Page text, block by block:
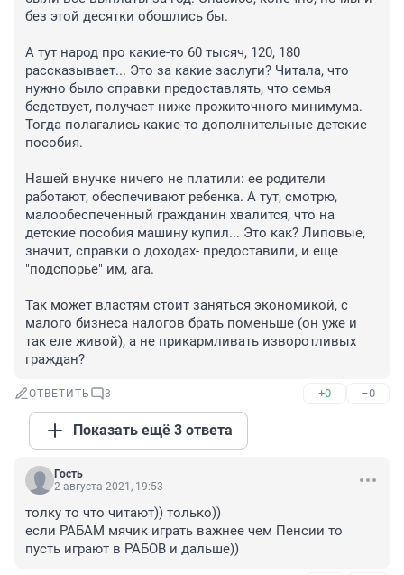
без этой десятки обошлись бы.
А тут народ про какие-то 60 тысяч, 120, 180
рассказывает... Это за какие заслуги? Читала, что
нужно было справки предоставлять, что семья
бедствует, получает ниже прожиточного минимума.
Тогда полагались какие-то дополнительные детские
пособия.
Нашей внучке ничего не платили: ее родители
работают, обеспечивают ребенка. А тут, смотрю,
малообеспеченный гражданин хвалится, что на
детские пособия машину купил... Это как? Липовые,
значит, справки о доходах- предоставили, и еще
"подспорье" им, ага.
Так может властям стоит заняться экономикой, с
малого бизнеса налогов брать поменьше (он уже и
так еле живой), а не прикармливать изворотливых
граждан?
ОТВЕТИТЬ 3 +0 –0
Показать ещё 3 ответа
Гость
2 августа 2021, 19:53
толку то что читают)) только))
если РАБАМ мячик играть важнее чем Пенсии то
пусть играют в РАБОВ и дальше))